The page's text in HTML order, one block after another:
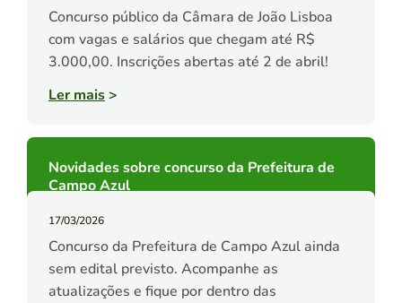
Concurso público da Câmara de João Lisboa
com vagas e salários que chegam até R$
3.000,00. Inscrições abertas até 2 de abril!
Ler mais>
Novidades sobre concurso da Prefeitura de
Campo Azul
17/03/2026
Concurso da Prefeitura de Campo Azul ainda
sem edital previsto. Acompanhe as
atualizações e fique por dentro das